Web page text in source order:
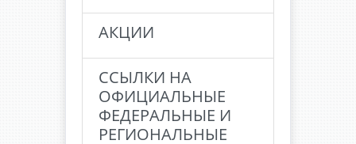
АКЦИИ
ССЫЛКИ НА
ОФИЦИАЛЬНЫЕ
ФЕДЕРАЛЬНЫЕ И
РЕГИОНАЛЬНЫЕ